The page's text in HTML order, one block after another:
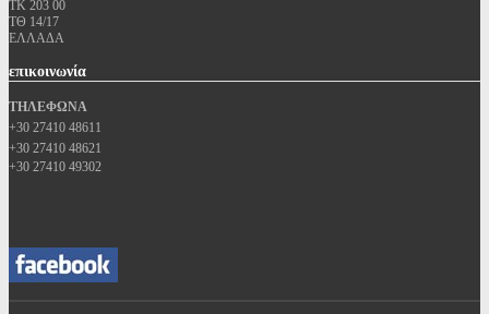
ΤΚ 203 00
ΤΘ 14/17
ΕΛΛΑΔΑ
επικοινωνία
ΤΗΛΕΦΩΝΑ
+30 27410 48611
+30 27410 48621
+30 27410 49302